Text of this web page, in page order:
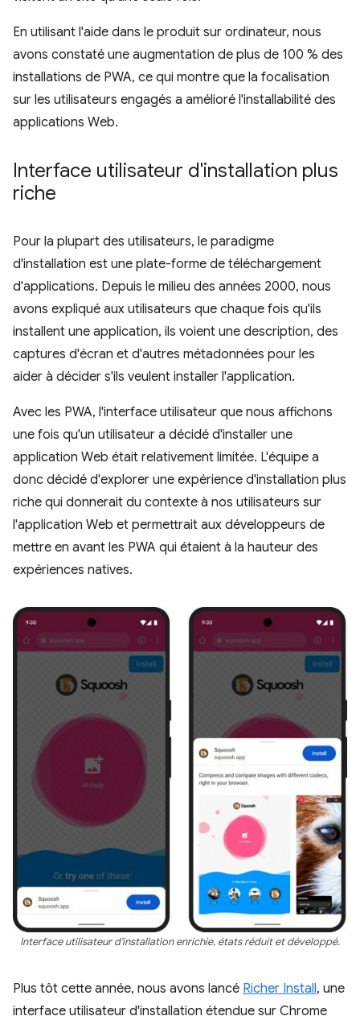
En utilisant l'aide dans le produit sur ordinateur, nous
avons constaté une augmentation de plus de 100 % des
installations de PWA, ce qui montre que la focalisation
sur les utilisateurs engagés a amélioré l'installabilité des
applications Web.
Interface utilisateur d'installation plus
riche
Pour la plupart des utilisateurs, le paradigme
d'installation est une plate-forme de téléchargement
d'applications. Depuis le milieu des années 2000, nous
avons expliqué aux utilisateurs que chaque fois qu'ils
installent une application, ils voient une description, des
captures d'écran et d'autres métadonnées pour les
aider à décider s'ils veulent installer l'application.
Avec les PWA, l'interface utilisateur que nous affichons
une fois qu'un utilisateur a décidé d'installer une
application Web était relativement limitée. L'équipe a
donc décidé d'explorer une expérience d'installation plus
riche qui donnerait du contexte à nos utilisateurs sur
l'application Web et permettrait aux développeurs de
mettre en avant les PWA qui étaient à la hauteur des
expériences natives.
Interface utilisateur d'installation enrichie, états réduit et développé.
Plus tôt cette année, nous avons lancé Richer Install, une
interface utilisateur d'installation étendue sur Chrome